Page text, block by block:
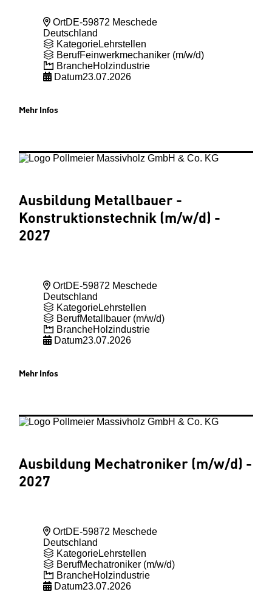
OrtDE-59872 Meschede
Deutschland
KategorieLehrstellen
BerufFeinwerkmechaniker (m/w/d)
BrancheHolzindustrie
Datum23.07.2026
Mehr Infos
Ausbildung Metallbauer -
Konstruktionstechnik (m/w/d) -
2027
OrtDE-59872 Meschede
Deutschland
KategorieLehrstellen
BerufMetallbauer (m/w/d)
BrancheHolzindustrie
Datum23.07.2026
Mehr Infos
Ausbildung Mechatroniker (m/w/d) -
2027
OrtDE-59872 Meschede
Deutschland
KategorieLehrstellen
BerufMechatroniker (m/w/d)
BrancheHolzindustrie
Datum23.07.2026